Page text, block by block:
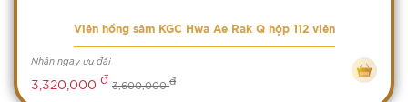
Viên hồng sâm KGC Hwa Ae Rak Q hộp 112 viên
Nhận ngay ưu đãi
3,320,000 đ 3,600,000đ